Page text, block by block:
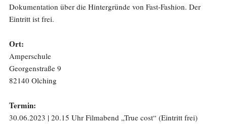
Dokumentation über die Hintergründe von Fast-Fashion. Der
Eintritt ist frei.
Ort:
Amperschule
Georgenstraße 9
82140 Olching
Termin:
30.06.2023 | 20.15 Uhr Filmabend „True cost“ (Eintritt frei)